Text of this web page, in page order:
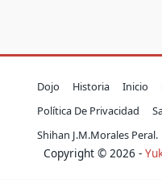
Dojo Historia Inicio
Política De Privacidad
Shihan J.M.Morales Peral.
Copyright © 2026 -